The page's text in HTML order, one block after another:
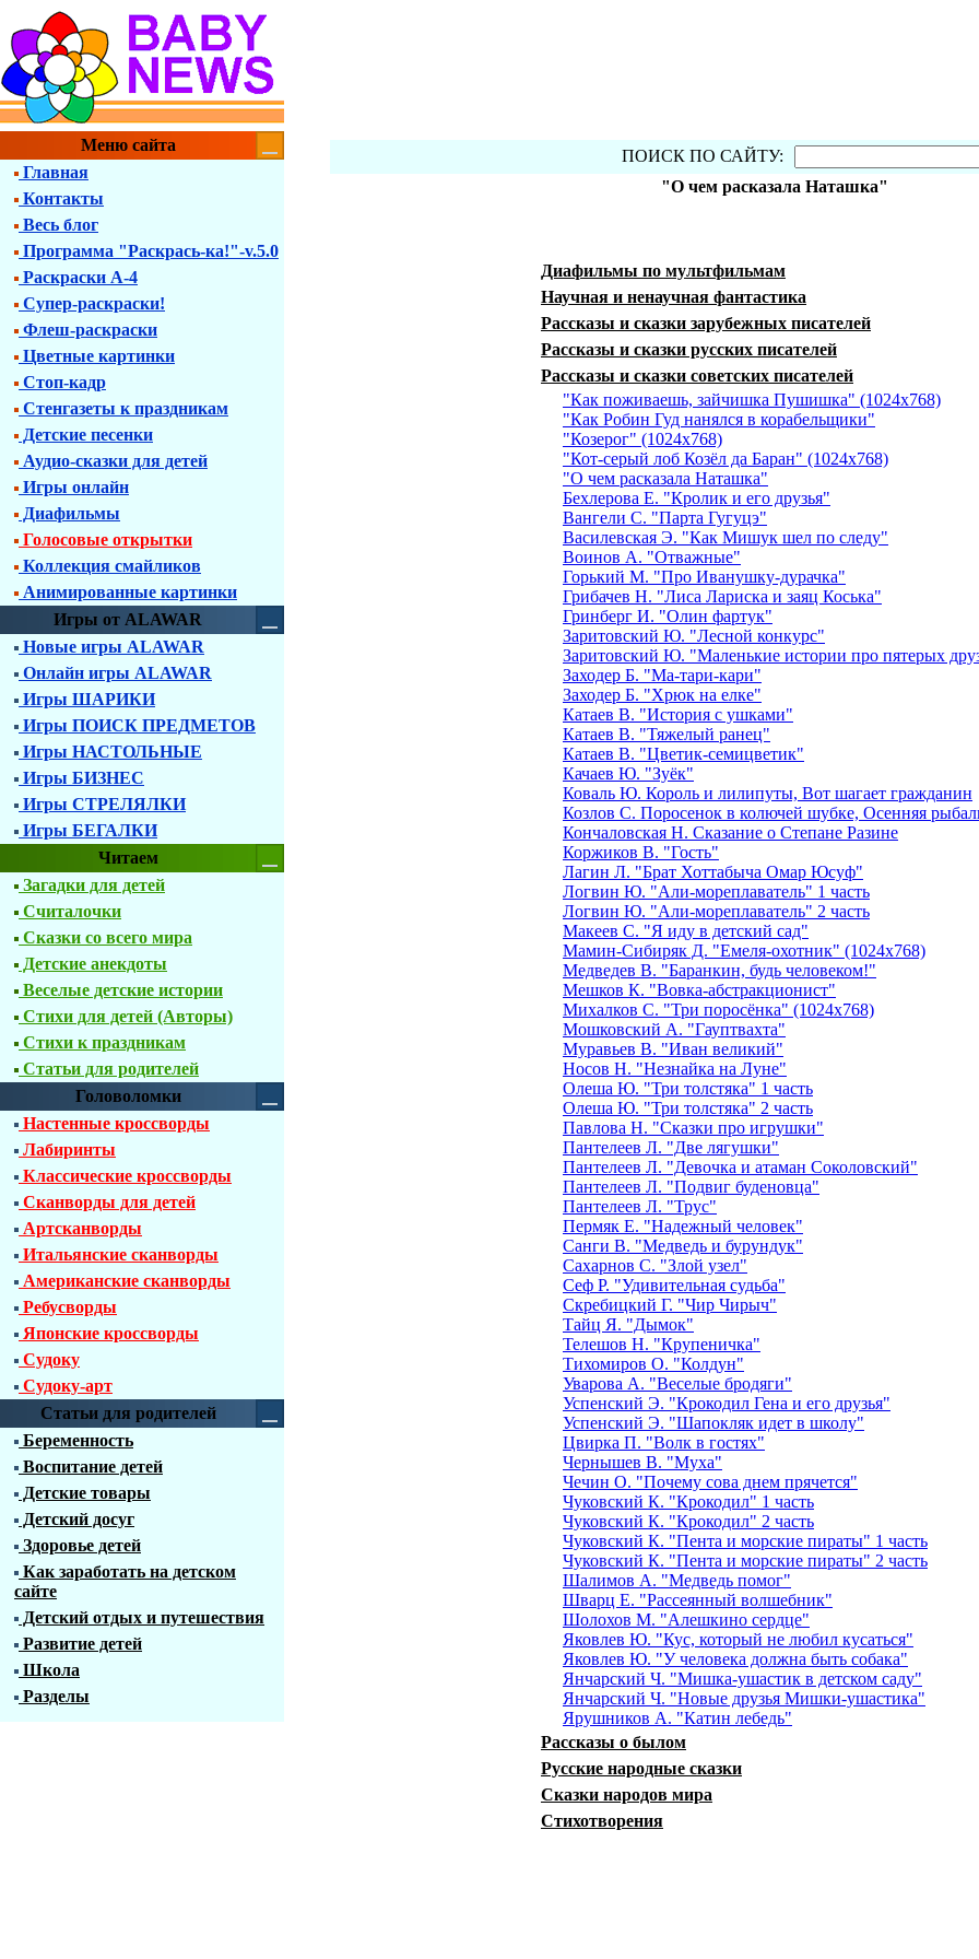
Меню сайта
Главная
Контакты
Весь блог
Программа "Раскрась-ка!"-v.5.0
Раскраски А-4
Супер-раскраски!
Флеш-раскраски
Цветные картинки
Стоп-кадр
Стенгазеты к праздникам
Детские песенки
Аудио-сказки для детей
Игры онлайн
Диафильмы
Голосовые открытки
Коллекция смайликов
Анимированные картинки
Игры от ALAWAR
Новые игры ALAWAR
Онлайн игры ALAWAR
Игры ШАРИКИ
Игры ПОИСК ПРЕДМЕТОВ
Игры НАСТОЛЬНЫЕ
Игры БИЗНЕС
Игры СТРЕЛЯЛКИ
Игры БЕГАЛКИ
Читаем
Загадки для детей
Считалочки
Сказки со всего мира
Детские анекдоты
Веселые детские истории
Стихи для детей (Авторы)
Стихи к праздникам
Статьи для родителей
Головоломки
Настенные кроссворды
Лабиринты
Классические кроссворды
Сканворды для детей
Артсканворды
Итальянские сканворды
Американские сканворды
Ребусворды
Японские кроссворды
Судоку
Судоку-арт
Статьи для родителей
Беременность
Воспитание детей
Детские товары
Детский досуг
Здоровье детей
Как заработать на детском
сайте
Детский отдых и путешествия
Развитие детей
Школа
Разделы
ПОИСК ПО САЙТУ:
"О чем расказала Наташка"
Диафильмы по мультфильмам
Научная и ненаучная фантастика
Рассказы и сказки зарубежных писателей
Рассказы и сказки русских писателей
Рассказы и сказки советских писателей
"Как поживаешь, зайчишка Пушишка" (1024x768)
"Как Робин Гуд нанялся в корабельщики"
"Козерог" (1024х768)
"Кот-серый лоб Козёл да Баран" (1024х768)
"О чем расказала Наташка"
Бехлерова Е. "Кролик и его друзья"
Вангели С. "Парта Гугуцэ"
Василевская Э. "Как Мишук шел по следу"
Воинов А. "Отважные"
Горький М. "Про Иванушку-дурачка"
Грибачев Н. "Лиса Лариска и заяц Коська"
Гринберг И. "Олин фартук"
Заритовский Ю. "Лесной конкурс"
Заритовский Ю. "Маленькие истории про пятерых
Заходер Б. "Ма-тари-кари"
Заходер Б. "Хрюк на елке"
Катаев В. "История с ушками"
Катаев В. "Тяжелый ранец"
Катаев В. "Цветик-семицветик"
Качаев Ю. "Зуёк"
Коваль Ю. Король и лилипуты, Вот шагает гражданин
Козлов С. Поросенок в колючей шубке, Осенняя
Кончаловская Н. Сказание о Степане Разине
Коржиков В. "Гость"
Лагин Л. "Брат Хоттабыча Омар Юсуф"
Логвин Ю. "Али-мореплаватель" 1 часть
Логвин Ю. "Али-мореплаватель" 2 часть
Макеев С. "Я иду в детский сад"
Мамин-Сибиряк Д. "Емеля-охотник" (1024x768)
Медведев В. "Баранкин, будь человеком!"
Мешков К. "Вовка-абстракционист"
Михалков С. "Три поросёнка" (1024х768)
Мошковский А. "Гауптвахта"
Муравьев В. "Иван великий"
Носов Н. "Незнайка на Луне"
Олеша Ю. "Три толстяка" 1 часть
Олеша Ю. "Три толстяка" 2 часть
Павлова Н. "Сказки про игрушки"
Пантелеев Л. "Две лягушки"
Пантелеев Л. "Девочка и атаман Соколовский"
Пантелеев Л. "Подвиг буденовца"
Пантелеев Л. "Трус"
Пермяк Е. "Надежный человек"
Санги В. "Медведь и бурундук"
Сахарнов С. "Злой узел"
Сеф Р. "Удивительная судьба"
Скребицкий Г. "Чир Чирыч"
Тайц Я. "Дымок"
Телешов Н. "Крупеничка"
Тихомиров О. "Колдун"
Уварова А. "Веселые бродяги"
Успенский Э. "Крокодил Гена и его друзья"
Успенский Э. "Шапокляк идет в школу"
Цвирка П. "Волк в гостях"
Чернышев В. "Муха"
Чечин О. "Почему сова днем прячется"
Чуковский К. "Крокодил" 1 часть
Чуковский К. "Крокодил" 2 часть
Чуковский К. "Пента и морские пираты" 1 часть
Чуковский К. "Пента и морские пираты" 2 часть
Шалимов А. "Медведь помог"
Шварц Е. "Рассеянный волшебник"
Шолохов М. "Алешкино сердце"
Яковлев Ю. "Кус, который не любил кусаться"
Яковлев Ю. "У человека должна быть собака"
Янчарский Ч. "Мишка-ушастик в детском саду"
Янчарский Ч. "Новые друзья Мишки-ушастика"
Ярушников А. "Катин лебедь"
Рассказы о былом
Русские народные сказки
Сказки народов мира
Стихотворения